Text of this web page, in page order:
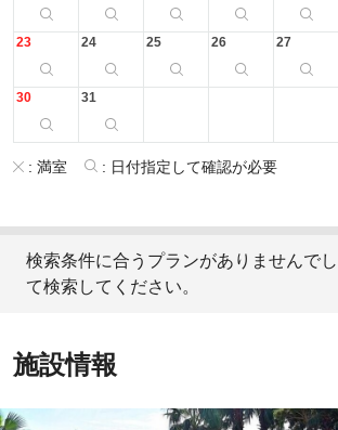
23 24 25 26 27
30 31
: 満室 : 日付指定して確認が必要
検索条件に合うプランがありませんで
て検索してください。
施設情報